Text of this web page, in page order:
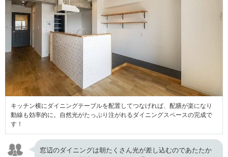
キッチン横にダイニングテーブルを配置してつなげれば、配膳が楽になり
動線も効率的に。自然光がたっぷり注がれるダイニングスペースの完成で
す！
窓辺のダイニングは朝たくさん光が差し込むのであたたか